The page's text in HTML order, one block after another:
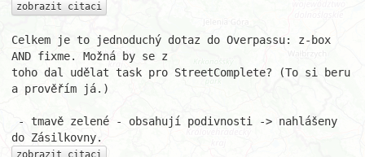
zobrazit citaci
Celkem je to jednoduchý dotaz do Overpassu: z-box
AND fixme. Možná by se z
toho dal udělat task pro StreetComplete? (To si beru
a prověřím já.)
zobrazit citaci